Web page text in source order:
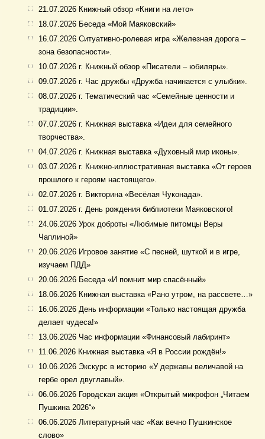
21.07.2026 Книжный обзор «Книги на лето»
18.07.2026 Беседа «Мой Маяковский»
16.07.2026 Ситуативно-ролевая игра «Железная дорога –
зона безопасности».
10.07.2026 г. Книжный обзор «Писатели – юбиляры».
09.07.2026 г. Час дружбы «Дружба начинается с улыбки».
08.07.2026 г. Тематический час «Семейные ценности и
традиции».
07.07.2026 г. Книжная выставка «Идеи для семейного
творчества».
04.07.2026 г. Книжная выставка «Духовный мир иконы».
03.07.2026 г. Книжно-иллюстративная выставка «От героев
прошлого к героям настоящего».
02.07.2026 г. Викторина «Весёлая Чуконада».
01.07.2026 г. День рождения библиотеки Маяковского!
24.06.2026 Урок доброты «Любимые питомцы Веры
Чаплиной»
20.06.2026 Игровое занятие «С песней, шуткой и в игре,
изучаем ПДД»
20.06.2026 Беседа «И помнит мир спасённый»
18.06.2026 Книжная выставка «Рано утром, на рассвете…»
16.06.2026 День информации «Только настоящая дружба
делает чудеса!»
13.06.2026 Час информации «Финансовый лабиринт»
11.06.2026 Книжная выставка «Я в России рождён!»
10.06.2026 Экскурс в историю «У державы величавой на
гербе орел двуглавый».
06.06.2026 Городская акция «Открытый микрофон „Читаем
Пушкина 2026“»
06.06.2026 Литературный час «Как вечно Пушкинское
слово»